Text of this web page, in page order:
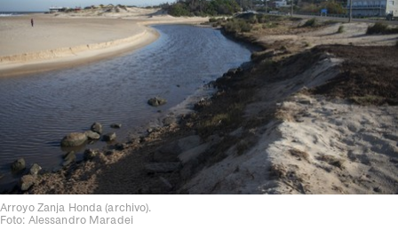
Arroyo Zanja Honda (archivo).
Foto: Alessandro Maradei